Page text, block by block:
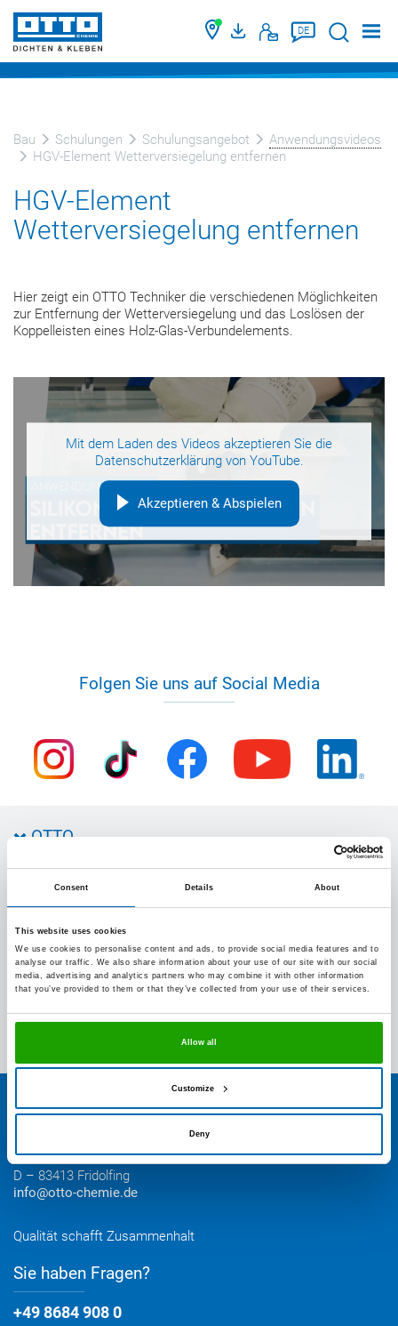
Consent Details About
This website uses cookies
We use cookies to personalise content and ads, to provide social media features and to
analyse our traffic. We also share information about your use of our site with our social
media, advertising and analytics partners who may combine it with other information
that you’ve provided to them or that they’ve collected from your use of their services.
Allow all
Customize
Deny
DE Suche
Bau Schulungen Schulungsangebot
Anwendungsvideos
HGV-Element Wetterversiegelung entfernen
HGV-Element
Wetterversiegelung entfernen
Hier zeigt ein OTTO Techniker die verschiedenen Möglichkeiten
zur Entfernung der Wetterversiegelung und das Loslösen der
Koppelleisten eines Holz-Glas-Verbundelements.
Mit dem Laden des Videos akzeptieren Sie die
Datenschutzerklärungvon YouTube.
Akzeptieren & Abspielen
Folgen Sie uns auf Social Media
OTTO
Presse
Anfahrt
OTTO 360° Service-Paket
Referenzen
Rund um's Produkt
Bedarfsorientierte Produktion
Farbvielfalt
Individuelle Produktlösungen
Services
Anwendungsberatung
Farbempfehlungen
Bestelloptionen
Elektronischer Rechnungsversand
Entsorgung & Verpackungsrücknahme
Kontakt
Krankenhausstr. 14
D – 83413 Fridolfing
info@otto-chemie.de
Qualität schafft Zusammenhalt
Sie haben Fragen?
+49 8684 908 0